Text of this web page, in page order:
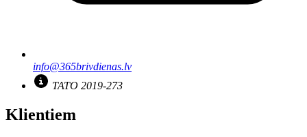
info@365brivdienas.lv
TATO 2019-273
Klientiem